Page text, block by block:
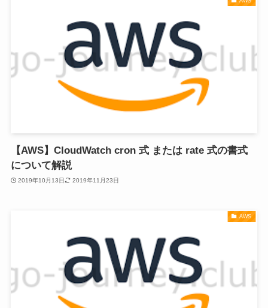
【AWS】CloudWatch cron 式 または rate 式の書式
について解説
2019年10月13日 2019年11月23日
AWS